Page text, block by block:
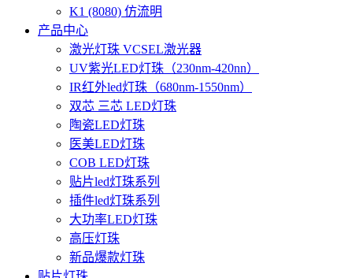
K1 (8080) 仿流明
产品中心
激光灯珠 VCSEL激光器
UV紫光LED灯珠（230nm-420nn）
IR红外led灯珠（680nm-1550nm）
双芯 三芯 LED灯珠
陶瓷LED灯珠
医美LED灯珠
COB LED灯珠
贴片led灯珠系列
插件led灯珠系列
大功率LED灯珠
高压灯珠
新品爆款灯珠